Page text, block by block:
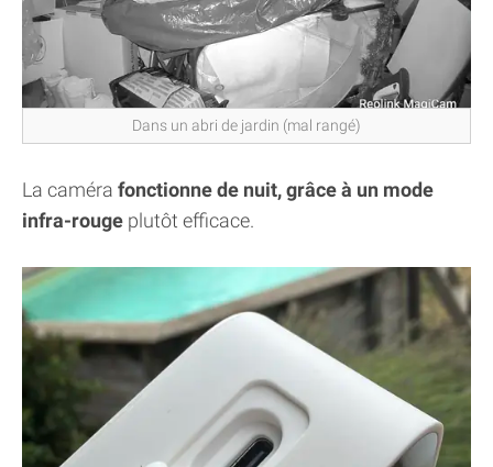
Dans un abri de jardin (mal rangé)
La caméra fonctionne de nuit, grâce à un mode
infra-rouge plutôt efficace.